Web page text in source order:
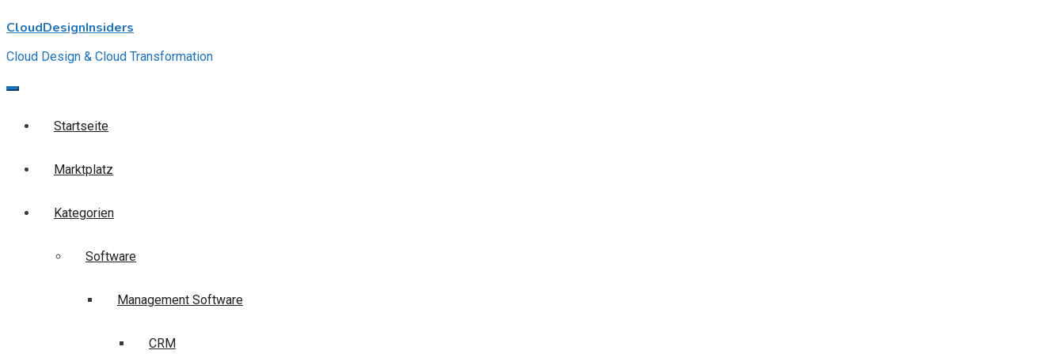
to
CloudDesignInsiders
Cloud Design & Cloud Transformation
Startseite
Marktplatz
Kategorien
Software
Management Software
CRM